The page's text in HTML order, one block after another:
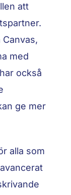
att
med
också
ge mer
alla som